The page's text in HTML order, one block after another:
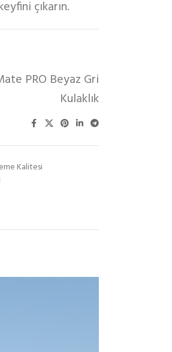
çıkarın.
PRO Beyaz Gri
Kulaklık
Kalitesi